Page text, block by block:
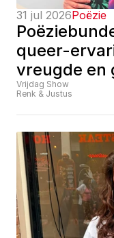
31 jul 2026Poëzie
queer-
vreugde en
Vrijdag Show
Renk & Justus